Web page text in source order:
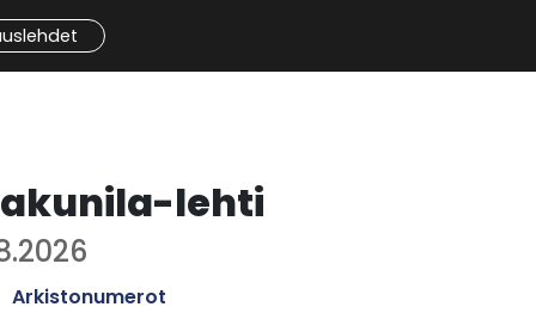
lehti
Arkistonumerot